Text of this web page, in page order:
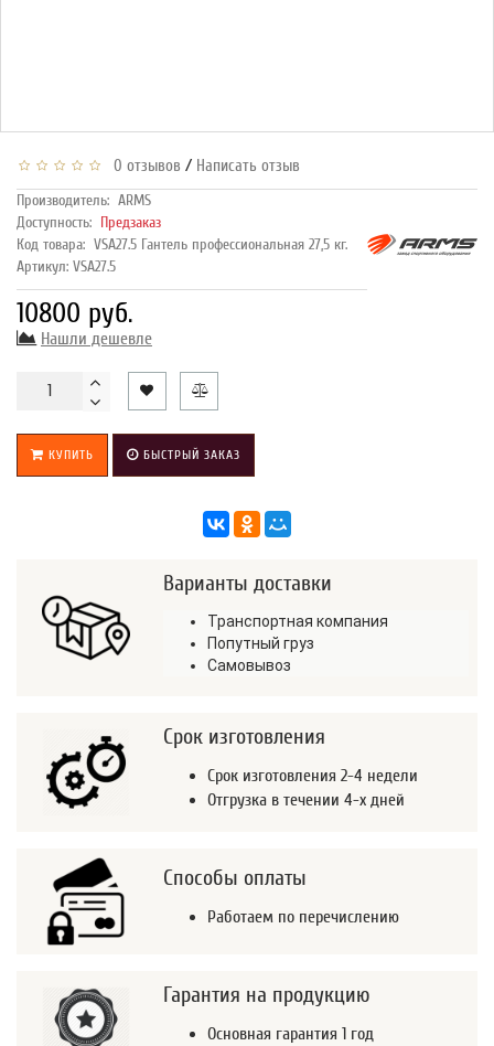
0 отзывов / Написать отзыв
Производитель: ARMS
Доступность: Предзаказ
Код товара: VSA27.5 Гантель профессиональная 27,5 кг.
Артикул: VSA27.5
10800 руб.
Нашли дешевле
КУПИТЬ БЫСТРЫЙ ЗАКАЗ
Варианты доставки
Транспортная компания
Попутный груз
Самовывоз
Срок изготовления
Срок изготовления 2-4 недели
Отгрузка в течении 4-х дней
Способы оплаты
Работаем по перечислению
Гарантия на продукцию
Основная гарантия 1 год